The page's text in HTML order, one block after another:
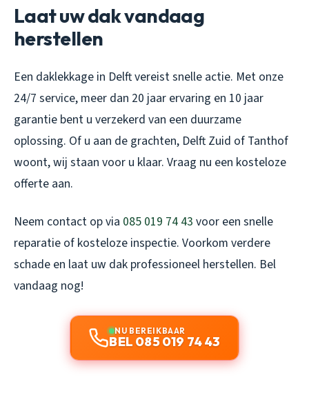
Laat uw dak vandaag
herstellen
Een daklekkage in Delft vereist snelle actie. Met onze
24/7 service, meer dan 20 jaar ervaring en 10 jaar
garantie bent u verzekerd van een duurzame
oplossing. Of u aan de grachten, Delft Zuid of Tanthof
woont, wij staan voor u klaar. Vraag nu een kosteloze
offerte aan.
Neem contact op via 085 019 74 43 voor een snelle
reparatie of kosteloze inspectie. Voorkom verdere
schade en laat uw dak professioneel herstellen. Bel
vandaag nog!
NU BEREIKBAAR
BEL 085 019 74 43